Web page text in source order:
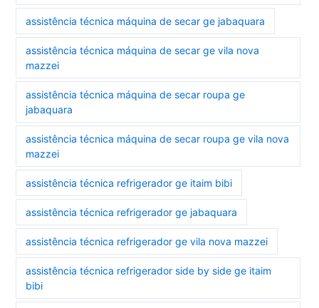
assistência técnica máquina de secar ge jabaquara
assistência técnica máquina de secar ge vila nova
mazzei
assistência técnica máquina de secar roupa ge
jabaquara
assistência técnica máquina de secar roupa ge vila nova
mazzei
assistência técnica refrigerador ge itaim bibi
assistência técnica refrigerador ge jabaquara
assistência técnica refrigerador ge vila nova mazzei
assistência técnica refrigerador side by side ge itaim
bibi